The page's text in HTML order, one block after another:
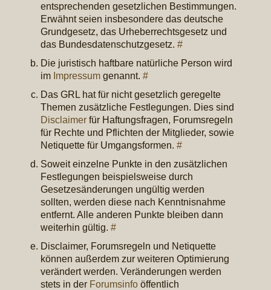
entsprechenden gesetzlichen Bestimmungen.
Erwähnt seien insbesondere das deutsche
Grundgesetz, das Urheberrechtsgesetz und
das Bundesdatenschutzgesetz.#
Die juristisch haftbare natürliche Person wird
im Impressum genannt.#
Das GRL hat für nicht gesetzlich geregelte
Themen zusätzliche Festlegungen. Dies sind
Disclaimer für Haftungsfragen, Forumsregeln
für Rechte und Pflichten der Mitglieder, sowie
Netiquette für Umgangsformen.#
Soweit einzelne Punkte in den zusätzlichen
Festlegungen beispielsweise durch
Gesetzesänderungen ungültig werden
sollten, werden diese nach Kenntnisnahme
entfernt. Alle anderen Punkte bleiben dann
weiterhin gültig.#
Disclaimer, Forumsregeln und Netiquette
können außerdem zur weiteren Optimierung
verändert werden. Veränderungen werden
stets in der Forumsinfo öffentlich